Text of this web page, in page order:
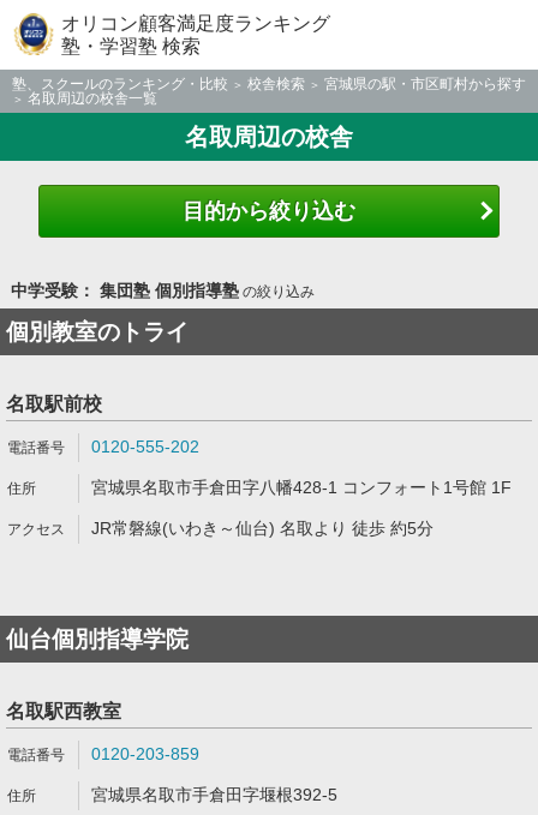
オリコン顧客満足度ランキング
塾・学習塾 検索
塾、スクールのランキング・比較 校舎検索
宮城県の駅・市区町村から探す
名取周辺の校舎一覧
名取周辺の校舎
目的から絞り込む
中学受験： 集団塾 個別指導塾の絞り込み
個別教室のトライ
名取駅前校
0120-555-202
宮城県名取市手倉田字八幡428-1 コンフォート1号館 1F
JR常磐線(いわき～仙台) 名取より 徒歩 約5分
仙台個別指導学院
名取駅西教室
0120-203-859
宮城県名取市手倉田字堰根392-5